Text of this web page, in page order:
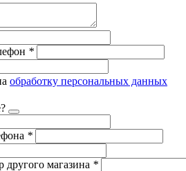
*
обработку персональных данных
*
другого магазина *